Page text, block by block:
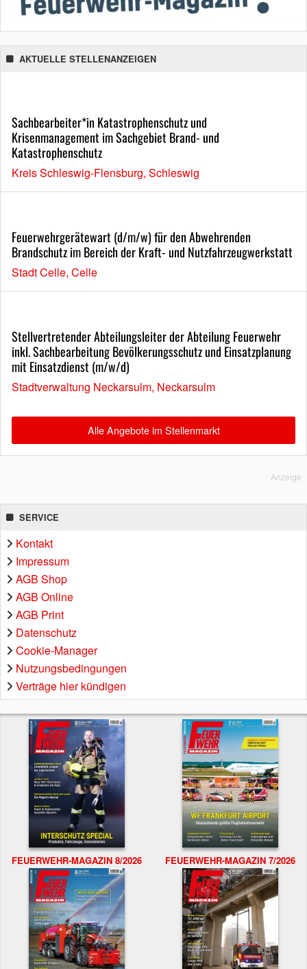
AKTUELLE STELLENANZEIGEN
Sachbearbeiter*in Katastrophenschutz und
Krisenmanagement im Sachgebiet Brand- und
Katastrophenschutz
Kreis Schleswig-Flensburg, Schleswig
Feuerwehrgerätewart (d/m/w) für den Abwehrenden
Brandschutz im Bereich der Kraft- und Nutzfahrzeugwerkstatt
Stadt Celle, Celle
Stellvertretender Abteilungsleiter der Abteilung Feuerwehr
inkl. Sachbearbeitung Bevölkerungsschutz und Einsatzplanung
mit Einsatzdienst (m/w/d)
Stadtverwaltung Neckarsulm, Neckarsulm
Alle Angebote im Stellenmarkt
Anzeige
SERVICE
Kontakt
Impressum
AGB Shop
AGB Online
AGB Print
Datenschutz
Cookie-Manager
Nutzungsbedingungen
Verträge hier kündigen
FEUERWEHR-MAGAZIN 8/2026 FEUERWEHR-MAGAZIN 7/2026